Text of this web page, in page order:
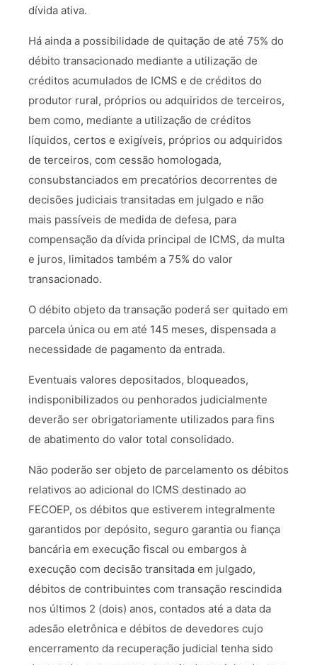
dívida ativa.
Há ainda a possibilidade de quitação de até 75% do
débito transacionado mediante a utilização de
créditos acumulados de ICMS e de créditos do
produtor rural, próprios ou adquiridos de terceiros,
bem como, mediante a utilização de créditos
líquidos, certos e exigíveis, próprios ou adquiridos
de terceiros, com cessão homologada,
consubstanciados em precatórios decorrentes de
decisões judiciais transitadas em julgado e não
mais passíveis de medida de defesa, para
compensação da dívida principal de ICMS, da multa
e juros, limitados também a 75% do valor
transacionado.
O débito objeto da transação poderá ser quitado em
parcela única ou em até 145 meses, dispensada a
necessidade de pagamento da entrada.
Eventuais valores depositados, bloqueados,
indisponibilizados ou penhorados judicialmente
deverão ser obrigatoriamente utilizados para fins
de abatimento do valor total consolidado.
Não poderão ser objeto de parcelamento os débitos
relativos ao adicional do ICMS destinado ao
FECOEP, os débitos que estiverem integralmente
garantidos por depósito, seguro garantia ou fiança
bancária em execução fiscal ou embargos à
execução com decisão transitada em julgado,
débitos de contribuintes com transação rescindida
nos últimos 2 (dois) anos, contados até a data da
adesão eletrônica e débitos de devedores cujo
encerramento da recuperação judicial tenha sido